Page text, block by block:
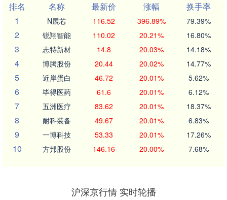
排名
名称 最新价 涨幅
换手率
1
N展芯 116.52 396.89% 79.39%
2 锐翔智能 110.02 20.21% 16.80%
3 志特新材 14.8 20.03% 14.18%
4 博腾股份 20.44 20.02% 14.77%
5 近岸蛋白 46.72 20.01% 5.62%
6 毕得医药 61.6 20.01% 6.12%
7 五洲医疗 83.62 20.01% 18.37%
8 耐科装备 49.67 20.01% 6.83%
9 一博科技 53.33 20.01% 17.26%
10 方邦股份 146.16 20.00% 7.68%
沪深京行情 实时轮播